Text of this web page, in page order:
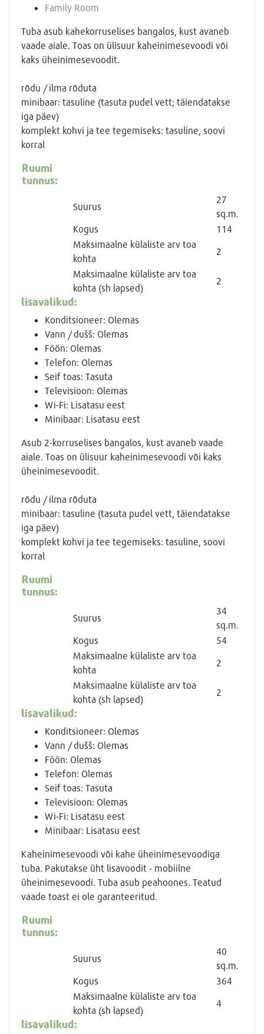
Family Room
Tuba asub kahekorruselises bangalos, kust avaneb
vaade aiale. Toas on ülisuur kaheinimesevoodi või
kaks üheinimesevoodit.
rõdu / ilma rõduta
minibaar: tasuline (tasuta pudel vett; täiendatakse
iga päev)
komplekt kohvi ja tee tegemiseks: tasuline, soovi
korral
Suurus
27
sq.m.
Kogus
114
Maksimaalne külaliste arv toa
kohta
2
Maksimaalne külaliste arv toa
kohta (sh lapsed)
2
Ruumi
tunnus:
lisavalikud:
Konditsioneer: Olemas
Vann / dušš: Olemas
Föön: Olemas
Telefon: Olemas
Seif toas: Tasuta
Televisioon: Olemas
Wi-Fi: Lisatasu eest
Minibaar: Lisatasu eest
Asub 2-korruselises bangalos, kust avaneb vaade
aiale. Toas on ülisuur kaheinimesevoodi või kaks
üheinimesevoodit.
rõdu / ilma rõduta
minibaar: tasuline (tasuta pudel vett, täiendatakse
iga päev)
komplekt kohvi ja tee tegemiseks: tasuline, soovi
korral
Suurus
34
sq.m.
Kogus
54
Maksimaalne külaliste arv toa
kohta
2
Maksimaalne külaliste arv toa
kohta (sh lapsed)
2
Ruumi
tunnus:
lisavalikud:
Konditsioneer: Olemas
Vann / dušš: Olemas
Föön: Olemas
Telefon: Olemas
Seif toas: Tasuta
Televisioon: Olemas
Wi-Fi: Lisatasu eest
Minibaar: Lisatasu eest
Kaheinimesevoodi või kahe üheinimesevoodiga
tuba. Pakutakse üht lisavoodit - mobiilne
üheinimesevoodi. Tuba asub peahoones. Teatud
vaade toast ei ole garanteeritud.
Suurus
40
sq.m.
Kogus
364
Maksimaalne külaliste arv toa
kohta (sh lapsed)
4
Ruumi
tunnus:
lisavalikud: